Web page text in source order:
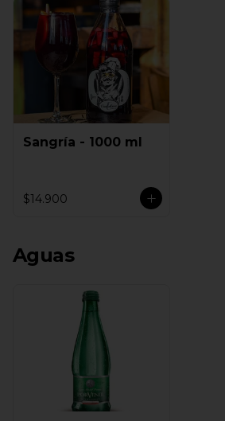
Sangría - 1000 ml
$14.900
Aguas